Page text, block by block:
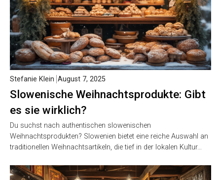
Slowenische Weihnachtsprodukte: Gibt
es sie wirklich?
Stefanie Klein August 7, 2025
Du suchst nach authentischen slowenischen
Weihnachtsprodukten? Slowenien bietet eine reiche Auswahl an
traditionellen Weihnachtsartikeln, die tief in der lokalen Kultur…